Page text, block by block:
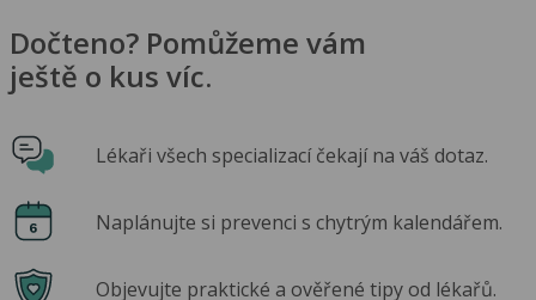
Dočteno? Pomůžeme vám
ještě o kus víc.
Lékaři všech specializací čekají na váš dotaz.
Naplánujte si prevenci s chytrým kalendářem.
Objevujte praktické a ověřené tipy od lékařů.